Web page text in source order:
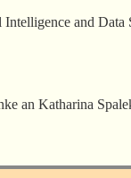
and Data
an Katharina